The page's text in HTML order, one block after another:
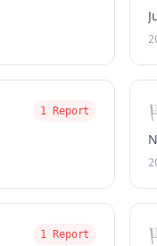
1 Report
1 Report